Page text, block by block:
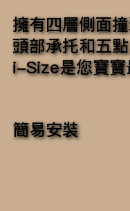
擁有四層側面
頭部承托和五
i-Size是您寶寶
簡易安裝